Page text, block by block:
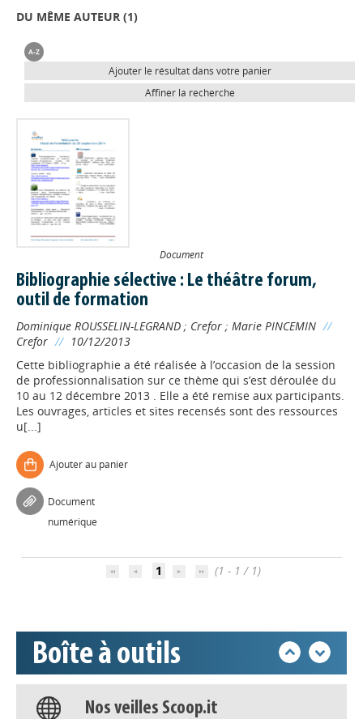
DU MÊME AUTEUR (1)
Ajouter le résultat dans votre panier
Affiner la recherche
Document
Bibliographie sélective : Le théâtre forum,
outil de formation
Dominique ROUSSELIN-LEGRAND ; Crefor ; Marie PINCEMIN //
Crefor // 10/12/2013
Cette bibliographie a été réalisée à l’occasion de la session
de professionnalisation sur ce thème qui s’est déroulée du
10 au 12 décembre 2013 . Elle a été remise aux participants.
Les ouvrages, articles et sites recensés sont des ressources
u[...]
Ajouter au panier
Document
numérique
1 (1 - 1 / 1)
Boîte à outils
Base documentaire
Nos veilles Scoop.it